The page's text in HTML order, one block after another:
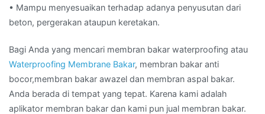
• Mampu menyesuaikan terhadap adanya penyusutan dari
beton, pergerakan ataupun keretakan.
Bagi Anda yang mencari membran bakar waterproofing atau
Waterproofing Membrane Bakar, membran bakar anti
bocor,membran bakar awazel dan membran aspal bakar.
Anda berada di tempat yang tepat. Karena kami adalah
aplikator membran bakar dan kami pun jual membran bakar.